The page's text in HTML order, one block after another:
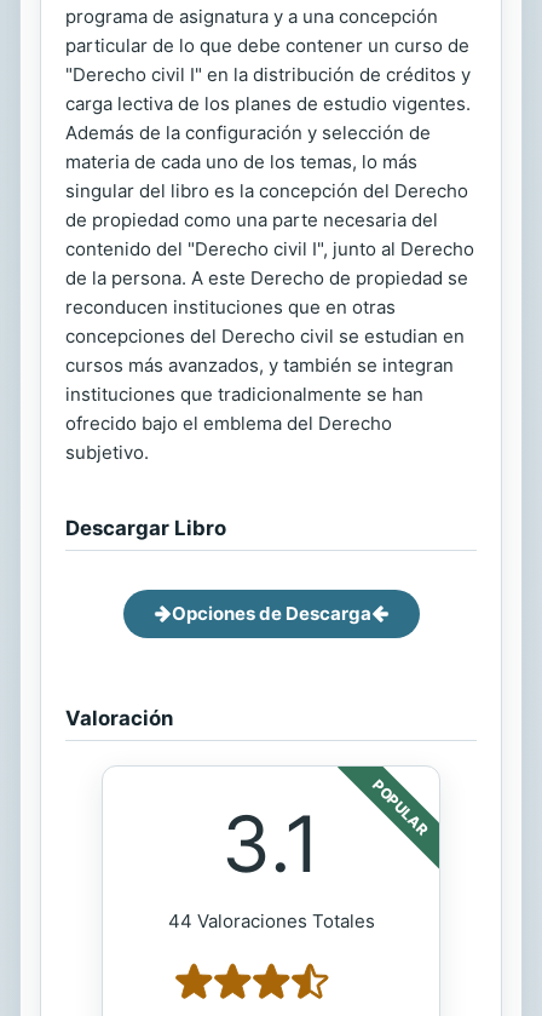
programa de asignatura y a una concepción
particular de lo que debe contener un curso de
"Derecho civil I" en la distribución de créditos y
carga lectiva de los planes de estudio vigentes.
Además de la configuración y selección de
materia de cada uno de los temas, lo más
singular del libro es la concepción del Derecho
de propiedad como una parte necesaria del
contenido del "Derecho civil I", junto al Derecho
de la persona. A este Derecho de propiedad se
reconducen instituciones que en otras
concepciones del Derecho civil se estudian en
cursos más avanzados, y también se integran
instituciones que tradicionalmente se han
ofrecido bajo el emblema del Derecho
subjetivo.
Descargar Libro
Opciones de Descarga
Valoración
POPULAR
3.1
44 Valoraciones Totales